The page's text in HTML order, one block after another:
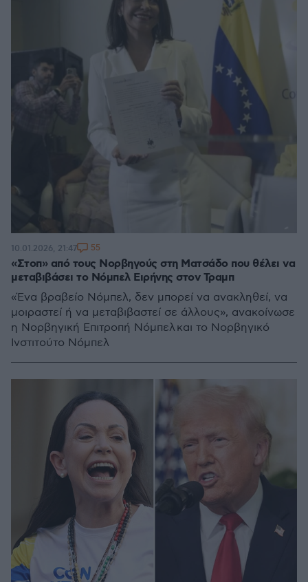
«Στοπ» από τους Νορβηγούς στη Ματσάδο που θέλει να
μεταβιβάσει το Νόμπελ Ειρήνης στον Τραμπ
«Ένα βραβείο Νόμπελ, δεν μπορεί να ανακληθεί, να
μοιραστεί ή να μεταβιβαστεί σε άλλους», ανακοίνωσε
η Νορβηγική Επιτροπή Νόμπελ και το Νορβηγικό
Ινστιτούτο Νόμπελ
10.01.2026, 21:47 55